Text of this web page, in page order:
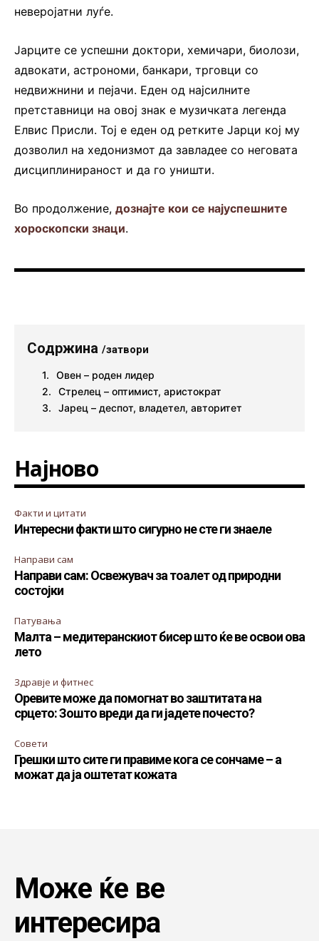
неверојатни луѓе.
Јарците се успешни доктори, хемичари, биолози,
адвокати, астрономи, банкари, трговци со
недвижнини и пејачи. Еден од најсилните
претставници на овој знак е музичката легенда
Елвис Присли. Тој е еден од ретките Јарци кој му
дозволил на хедонизмот да завладее со неговата
дисциплинираност и да го уништи.
Во продолжение, дознајте кои се најуспешните
хороскопски знаци.
Содржина /затвори
Овен – роден лидер
Стрелец – оптимист, аристократ
Јарец – деспот, владетел, авторитет
Најново
Факти и цитати
Интересни факти што сигурно не сте ги знаеле
Направи сам
Направи сам: Освежувач за тоалет од природни
состојки
Патувања
Малта – медитеранскиот бисер што ќе ве освои ова
лето
Здравје и фитнес
Оревите може да помогнат во заштитата на
срцето: Зошто вреди да ги јадете почесто?
Совети
Грешки што сите ги правиме кога се сончаме – а
можат да ја оштетат кожата
Може ќе ве
интересира